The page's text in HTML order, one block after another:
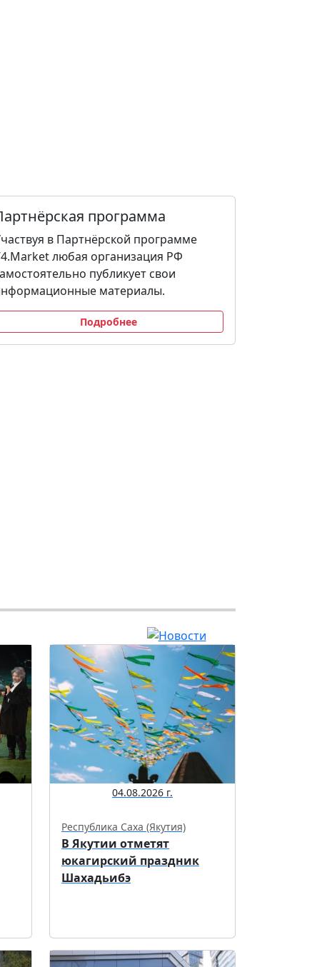
программа
в Партнёрской программе
любая организация РФ
публикует свои
материалы.
Подробнее
04.08.2026 г.
Республика Саха (Якутия)
В Якутии отметят
юкагирский праздник
Шахадьибэ